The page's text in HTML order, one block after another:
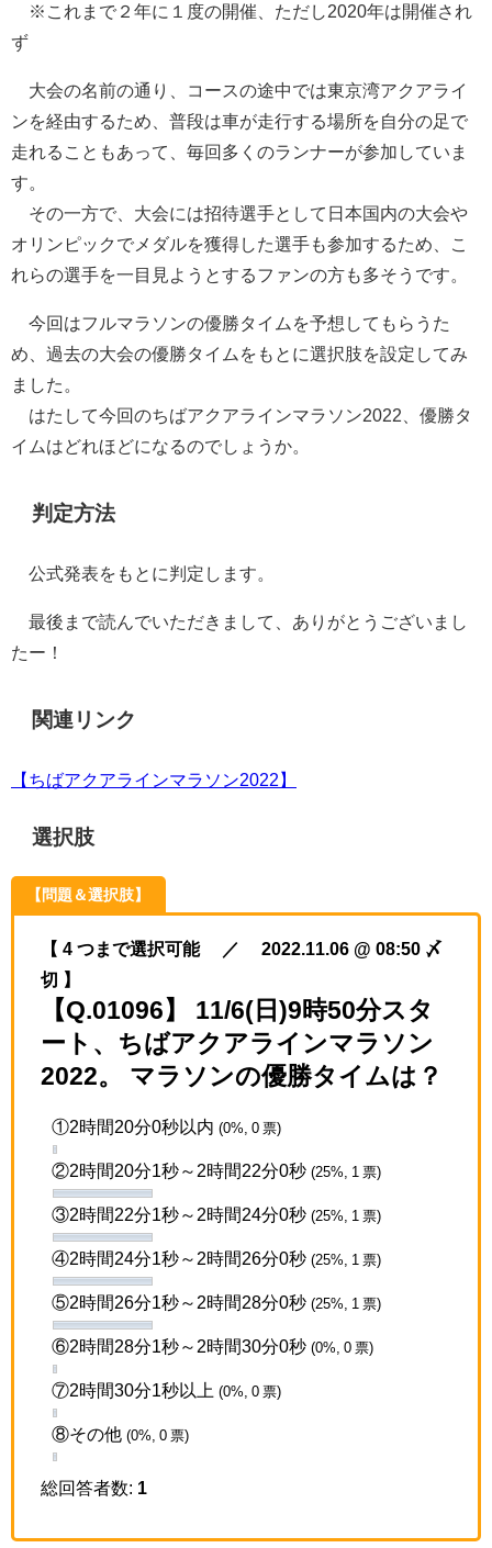
※これまで２年に１度の開催、ただし2020年は開催され
ず
大会の名前の通り、コースの途中では東京湾アクアライ
ンを経由するため、普段は車が走行する場所を自分の足で
走れることもあって、毎回多くのランナーが参加していま
す。
その一方で、大会には招待選手として日本国内の大会や
オリンピックでメダルを獲得した選手も参加するため、こ
れらの選手を一目見ようとするファンの方も多そうです。
今回はフルマラソンの優勝タイムを予想してもらうた
め、過去の大会の優勝タイムをもとに選択肢を設定してみ
ました。
はたして今回のちばアクアラインマラソン2022、優勝タ
イムはどれほどになるのでしょうか。
判定方法
公式発表をもとに判定します。
最後まで読んでいただきまして、ありがとうございまし
たー！
関連リンク
【ちばアクアラインマラソン2022】
選択肢
【問題＆選択肢】
【 4 つまで選択可能 ／ 2022.11.06 @ 08:50 〆
切 】
【Q.01096】 11/6(日)9時50分スタ
ート、ちばアクアラインマラソン
2022。 マラソンの優勝タイムは？
①2時間20分0秒以内 (0%, 0 票)
②2時間20分1秒～2時間22分0秒 (25%, 1 票)
③2時間22分1秒～2時間24分0秒 (25%, 1 票)
④2時間24分1秒～2時間26分0秒 (25%, 1 票)
⑤2時間26分1秒～2時間28分0秒 (25%, 1 票)
⑥2時間28分1秒～2時間30分0秒 (0%, 0 票)
⑦2時間30分1秒以上 (0%, 0 票)
⑧その他 (0%, 0 票)
総回答者数: 1